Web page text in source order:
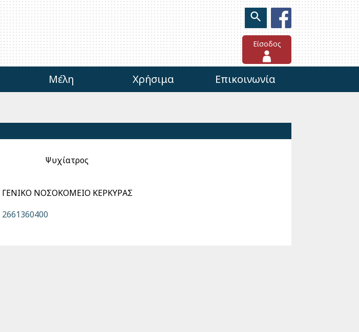
Είσοδος
Μέλη Χρήσιμα Επικοινωνία
Ψυχίατρος
ΓΕΝΙΚΟ ΝΟΣΟΚΟΜΕΙΟ ΚΕΡΚΥΡΑΣ
2661360400